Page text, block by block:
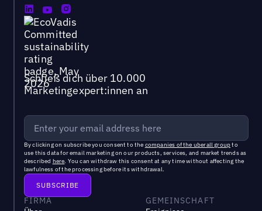
Schließ dich über 10.000
Marketingexpert:innen an
By clicking on subscribe you consent to the companies of the uberall groupto
use this data for email marketing on our products, services, and market trends as
described here. You can withdraw this consent at any time without affecting the
lawfulness of the processing before its withdrawal.
FIRMA
GEMEINSCHAFT